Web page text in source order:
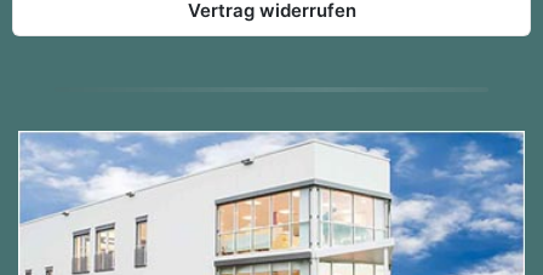
Vertrag widerrufen